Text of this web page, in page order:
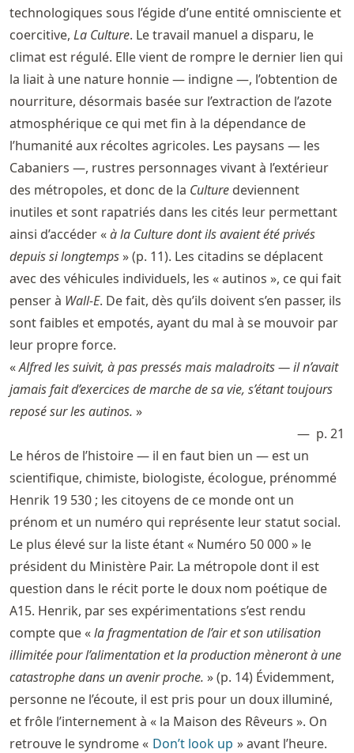
technologiques sous l’égide d’une entité omnisciente et
coercitive, La Culture. Le travail manuel a disparu, le
climat est régulé. Elle vient de rompre le dernier lien qui
la liait à une nature honnie — indigne —, l’obtention de
nourriture, désormais basée sur l’extraction de l’azote
atmosphérique ce qui met fin à la dépendance de
l’humanité aux récoltes agricoles. Les paysans — les
Cabaniers —, rustres personnages vivant à l’extérieur
des métropoles, et donc de la Culture deviennent
inutiles et sont rapatriés dans les cités leur permettant
ainsi d’accéder «à la Culture dont ils avaient été privés
depuis si longtemps» (p. 11). Les citadins se déplacent
avec des véhicules individuels, les « autinos », ce qui fait
penser à Wall-E. De fait, dès qu’ils doivent s’en passer, ils
sont faibles et empotés, ayant du mal à se mouvoir par
leur propre force.
«Alfred les suivit, à pas pressés mais maladroits — il n’avait
jamais fait d’exercices de marche de sa vie, s’étant toujours
reposé sur les autinos. »
p. 21
Le héros de l’histoire — il en faut bien un — est un
scientifique, chimiste, biologiste, écologue, prénommé
Henrik 19 530 ; les citoyens de ce monde ont un
prénom et un numéro qui représente leur statut social.
Le plus élevé sur la liste étant « Numéro 50 000 » le
président du Ministère Pair. La métropole dont il est
question dans le récit porte le doux nom poétique de
A15. Henrik, par ses expérimentations s’est rendu
compte que «la fragmentation de l’air et son utilisation
illimitée pour l’alimentation et la production mèneront à une
catastrophe dans un avenir proche. » (p. 14) Évidemment,
personne ne l’écoute, il est pris pour un doux illuminé,
et frôle l’internement à « la Maison des Rêveurs ». On
retrouve le syndrome « Don’t look up » avant l’heure.